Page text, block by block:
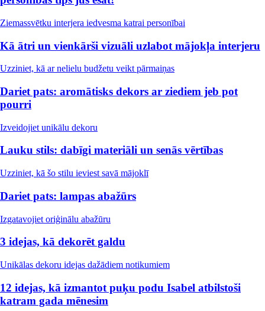
Ziemassvētku interjera iedvesma katrai personībai
Kā ātri un vienkārši vizuāli uzlabot mājokļa interjeru
Uzziniet, kā ar nelielu budžetu veikt pārmaiņas
Dariet pats: aromātisks dekors ar ziediem jeb pot
pourri
Izveidojiet unikālu dekoru
Lauku stils: dabīgi materiāli un senās vērtības
Uzziniet, kā šo stilu ieviest savā mājoklī
Dariet pats: lampas abažūrs
Izgatavojiet oriģinālu abažūru
3 idejas, kā dekorēt galdu
Unikālas dekoru idejas dažādiem notikumiem
12 idejas, kā izmantot puķu podu Isabel atbilstoši
katram gada mēnesim